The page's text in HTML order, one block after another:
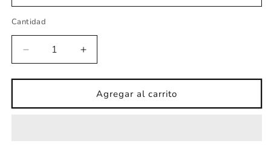
Cantidad
Reducir
cantidad
para
infantil
Aumentar
cantidad
para
Lámina
infantil
Agregar al carrito